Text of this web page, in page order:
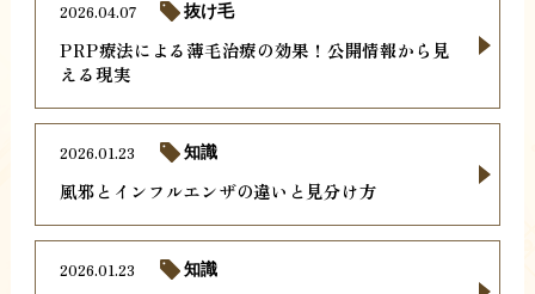
PRP療法による薄毛治療の効果！公開情報から見
える現実
2026.04.07 抜け毛
風邪とインフルエンザの違いと見分け方
2026.01.23 知識
2026.01.23 知識